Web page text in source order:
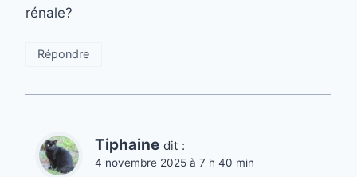
rénale?
Répondre
Tiphaine dit :
4 novembre 2025 à 7 h 40 min